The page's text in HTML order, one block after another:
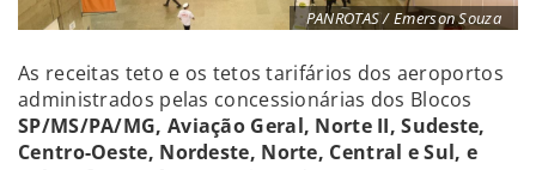
PANROTAS / Emerson Souza
As receitas teto e os tetos tarifários dos aeroportos
administrados pelas concessionárias dos Blocos
SP/MS/PA/MG, Aviação Geral, Norte II, Sudeste,
Centro-Oeste, Nordeste, Norte, Central e Sul, e